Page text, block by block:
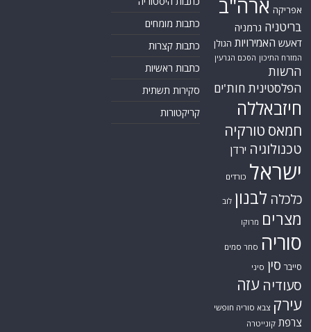
אפריקה ארה"ב
בריטניה גרמניה
דאעש האמירויות הגולן
המזרח התיכון הסכם הגרעין
הרשות
הפלסטינית חות'ים
חיזבאללה
חמאס טורקיה
טכנולוגיה ירדן
ישראל כורדים
כלכלה לבנון לוב
מצרים מרוקו
סוריה סחר סמים
סייבר סין סיני
סעודיה עזה
עירק צבא סוריה חופשי
צרפת קונייטרה
כתבות מומחים
כתבות קצרות
כתבות ראשיות
סקירות תשתית
קריקטורות